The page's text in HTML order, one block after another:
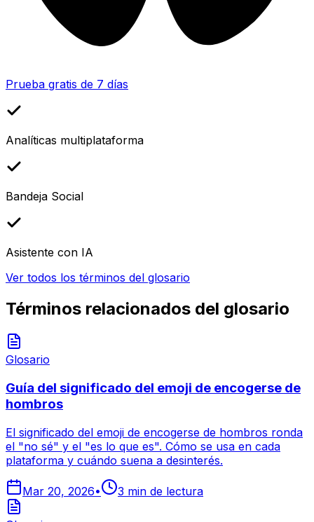
Prueba gratis de 7 días
Analíticas multiplataforma
Bandeja Social
Asistente con IA
Ver todos los términos del glosario
Términos relacionados del glosario
Glosario
Guía del significado del emoji de encogerse de
hombros
El significado del emoji de encogerse de hombros ronda
el "no sé" y el "es lo que es". Cómo se usa en cada
plataforma y cuándo suena a desinterés.
Mar 20, 2026• 3 min de lectura